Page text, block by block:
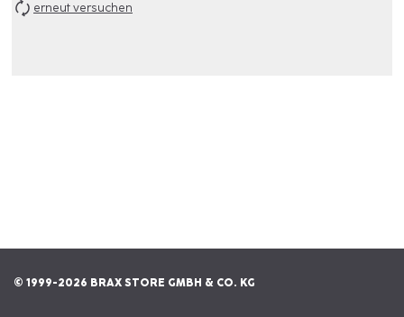
erneut versuchen
© 1999-2026 BRAX STORE GMBH & CO. KG